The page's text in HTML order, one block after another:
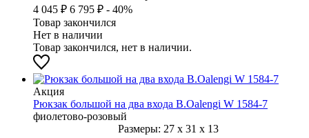
4 045 ₽ 6 795 ₽ - 40%
Товар закончился
Нет в наличии
Товар закончился, нет в наличии.
Акция
Рюкзак большой на два входа B.Oalengi W 1584-7
фиолетово-розовый
Размеры: 27 x 31 x 13